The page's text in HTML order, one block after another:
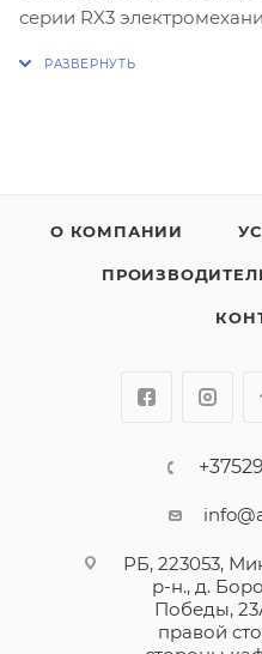
серии RX3
контактов.
УЗО Легранд
нагрузками и
нарушения изоляции.
Установка
Совместим с
О КОМПАНИИ
РБ, 223053,
р-н., д.
Победы,
правой